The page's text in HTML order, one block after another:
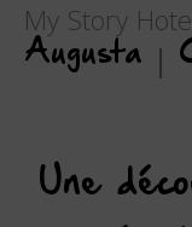
My Story
Augusta
Une